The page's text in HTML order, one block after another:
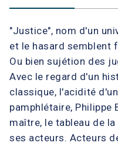
"Justice", nom d'un
et le hasard semblent
Ou bien sujétion des
Avec le regard d'un
classique, l'acidité
pamphlétaire, Philippe
maître, le tableau de
ses acteurs. Acteurs